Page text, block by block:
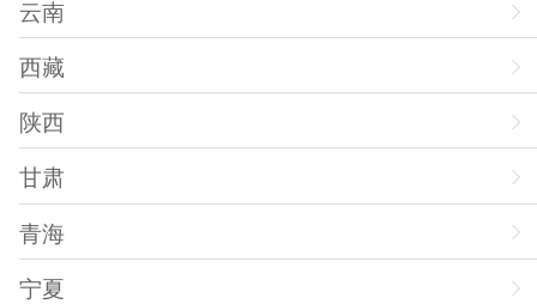
云南
西藏
陕西
甘肃
青海
宁夏